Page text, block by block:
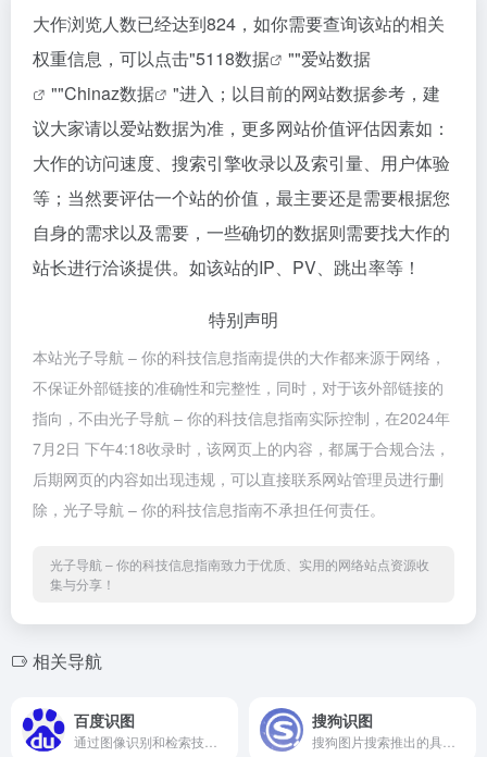
大作浏览人数已经达到824，如你需要查询该站的相关
权重信息，可以点击"5118数据 ""爱站数据
""Chinaz数据
"进入；以目前的网站数据参考，建
议大家请以爱站数据为准，更多网站价值评估因素如：
大作的访问速度、搜索引擎收录以及索引量、用户体验
等；当然要评估一个站的价值，最主要还是需要根据您
自身的需求以及需要，一些确切的数据则需要找大作的
站长进行洽谈提供。如该站的IP、PV、跳出率等！
特别声明
本站光子导航 – 你的科技信息指南提供的大作都来源于网络，
不保证外部链接的准确性和完整性，同时，对于该外部链接的
指向，不由光子导航 – 你的科技信息指南实际控制，在2024年
7月2日 下午4:18收录时，该网页上的内容，都属于合规合法，
后期网页的内容如出现违规，可以直接联系网站管理员进行删
除，光子导航 – 你的科技信息指南不承担任何责任。
光子导航 – 你的科技信息指南致力于优质、实用的网络站点资源收
集与分享！
相关导航
百度识图 搜狗识图